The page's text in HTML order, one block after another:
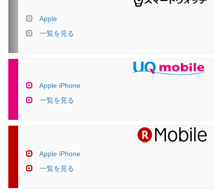
Apple
一覧を見る
Apple iPhone
一覧を見る
Apple iPhone
一覧を見る